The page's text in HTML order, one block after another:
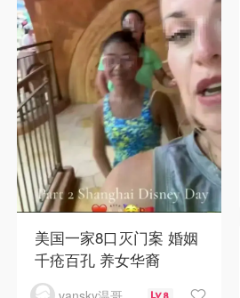
美国一家8口灭门案 婚姻
千疮百孔 养女华裔
8